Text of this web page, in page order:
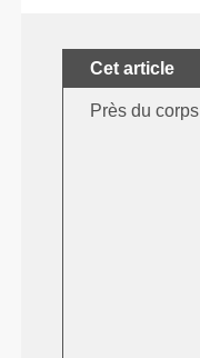
Cet article
Près du corps